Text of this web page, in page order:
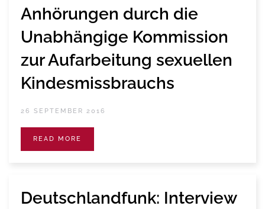
Anhörungen durch die
Unabhängige Kommission
zur Aufarbeitung sexuellen
Kindesmissbrauchs
26 SEPTEMBER 2016
READ MORE
Deutschlandfunk: Interview